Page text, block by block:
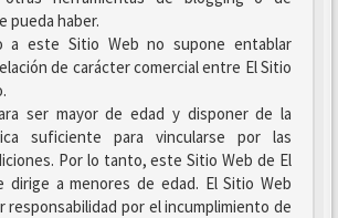
pueda haber.
a este Sitio Web no supone entablar
de carácter comercial entre El Sitio
ser mayor de edad y disponer de la
suficiente para vincularse por las
Por lo tanto, este Sitio Web de El
dirige a menores de edad. El Sitio Web
responsabilidad por el incumplimiento de